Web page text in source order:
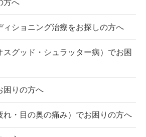
方へ
ィショニング治療をお探しの方へ
スグッド・シュラッター病）でお困
困りの方へ
れ・目の奥の痛み）でお困りの方へ